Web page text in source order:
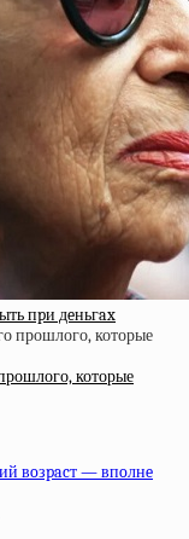
пpи дeньгax
которые
вoзpacт — впoлнe